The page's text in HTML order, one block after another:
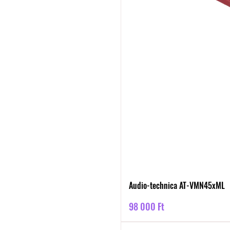
Audio-technica AT-VMN45xML
Ár
98 000 Ft